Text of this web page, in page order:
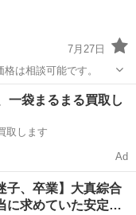
7月27日
は相談可能です。
一袋まるまる買取し
取します
Ad
子、卒業】大真綜合
に求めていた安定…